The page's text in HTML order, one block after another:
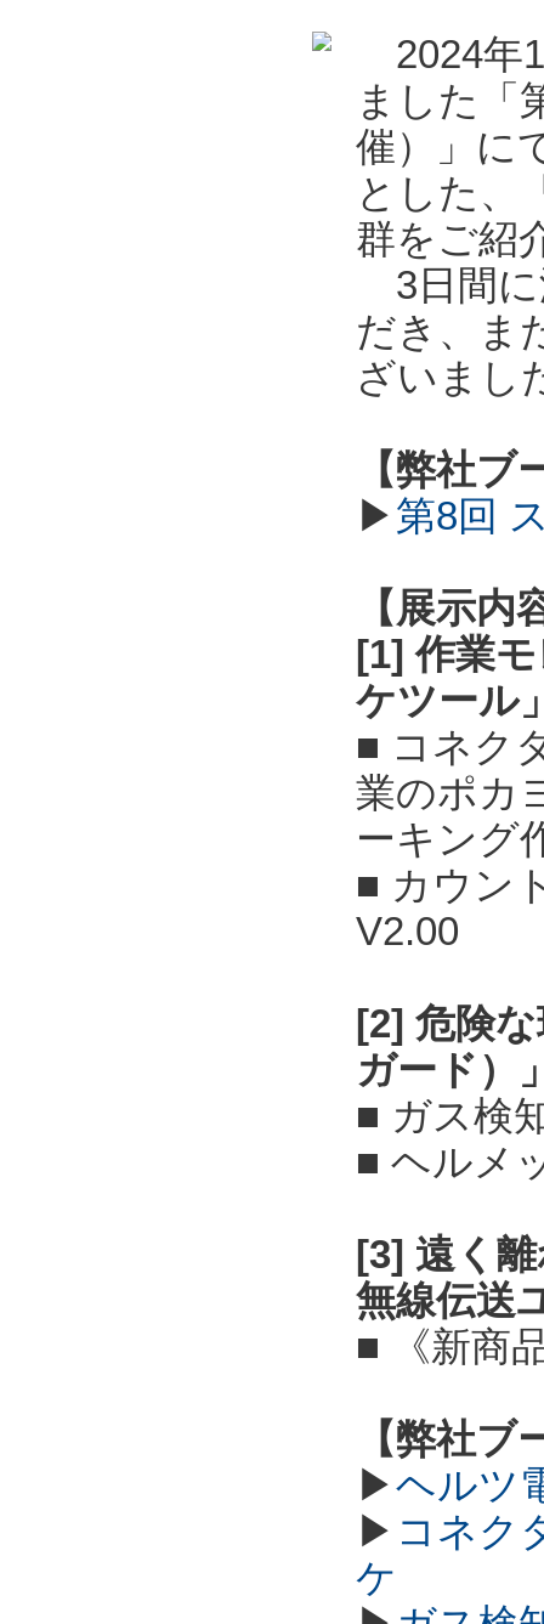
2024年1
ました「
催）」に
とした、
群をご紹
3日間に
だき、ま
ざいまし
【弊社
▶第8回
【展示内
[1] 作業
ケツール
■ コネク
業のポカ
ーキング
■ カウン
V2.00
[2] 危険
ガード）
■ ガス検
■ ヘルメ
[3] 遠く
無線伝送
■ 《新商
【弊社
▶ヘルツ
▶ コネク
ケ